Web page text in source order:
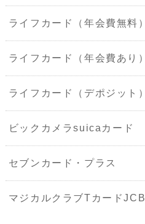
ライフカード（年会費無料）
ライフカード（年会費あり）
ライフカード（デポジット）
ビックカメラsuicaカード
セブンカード・プラス
マジカルクラブTカードJCB